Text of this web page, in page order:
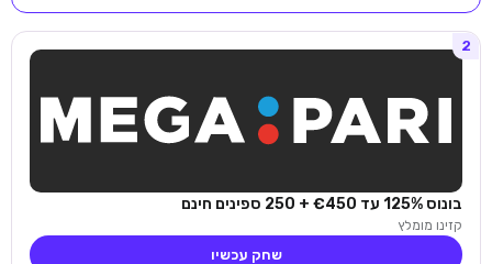
2
בונוס 125% עד €450 + 250 ספינים חינם
קזינו מומלץ
שחק עכשיו